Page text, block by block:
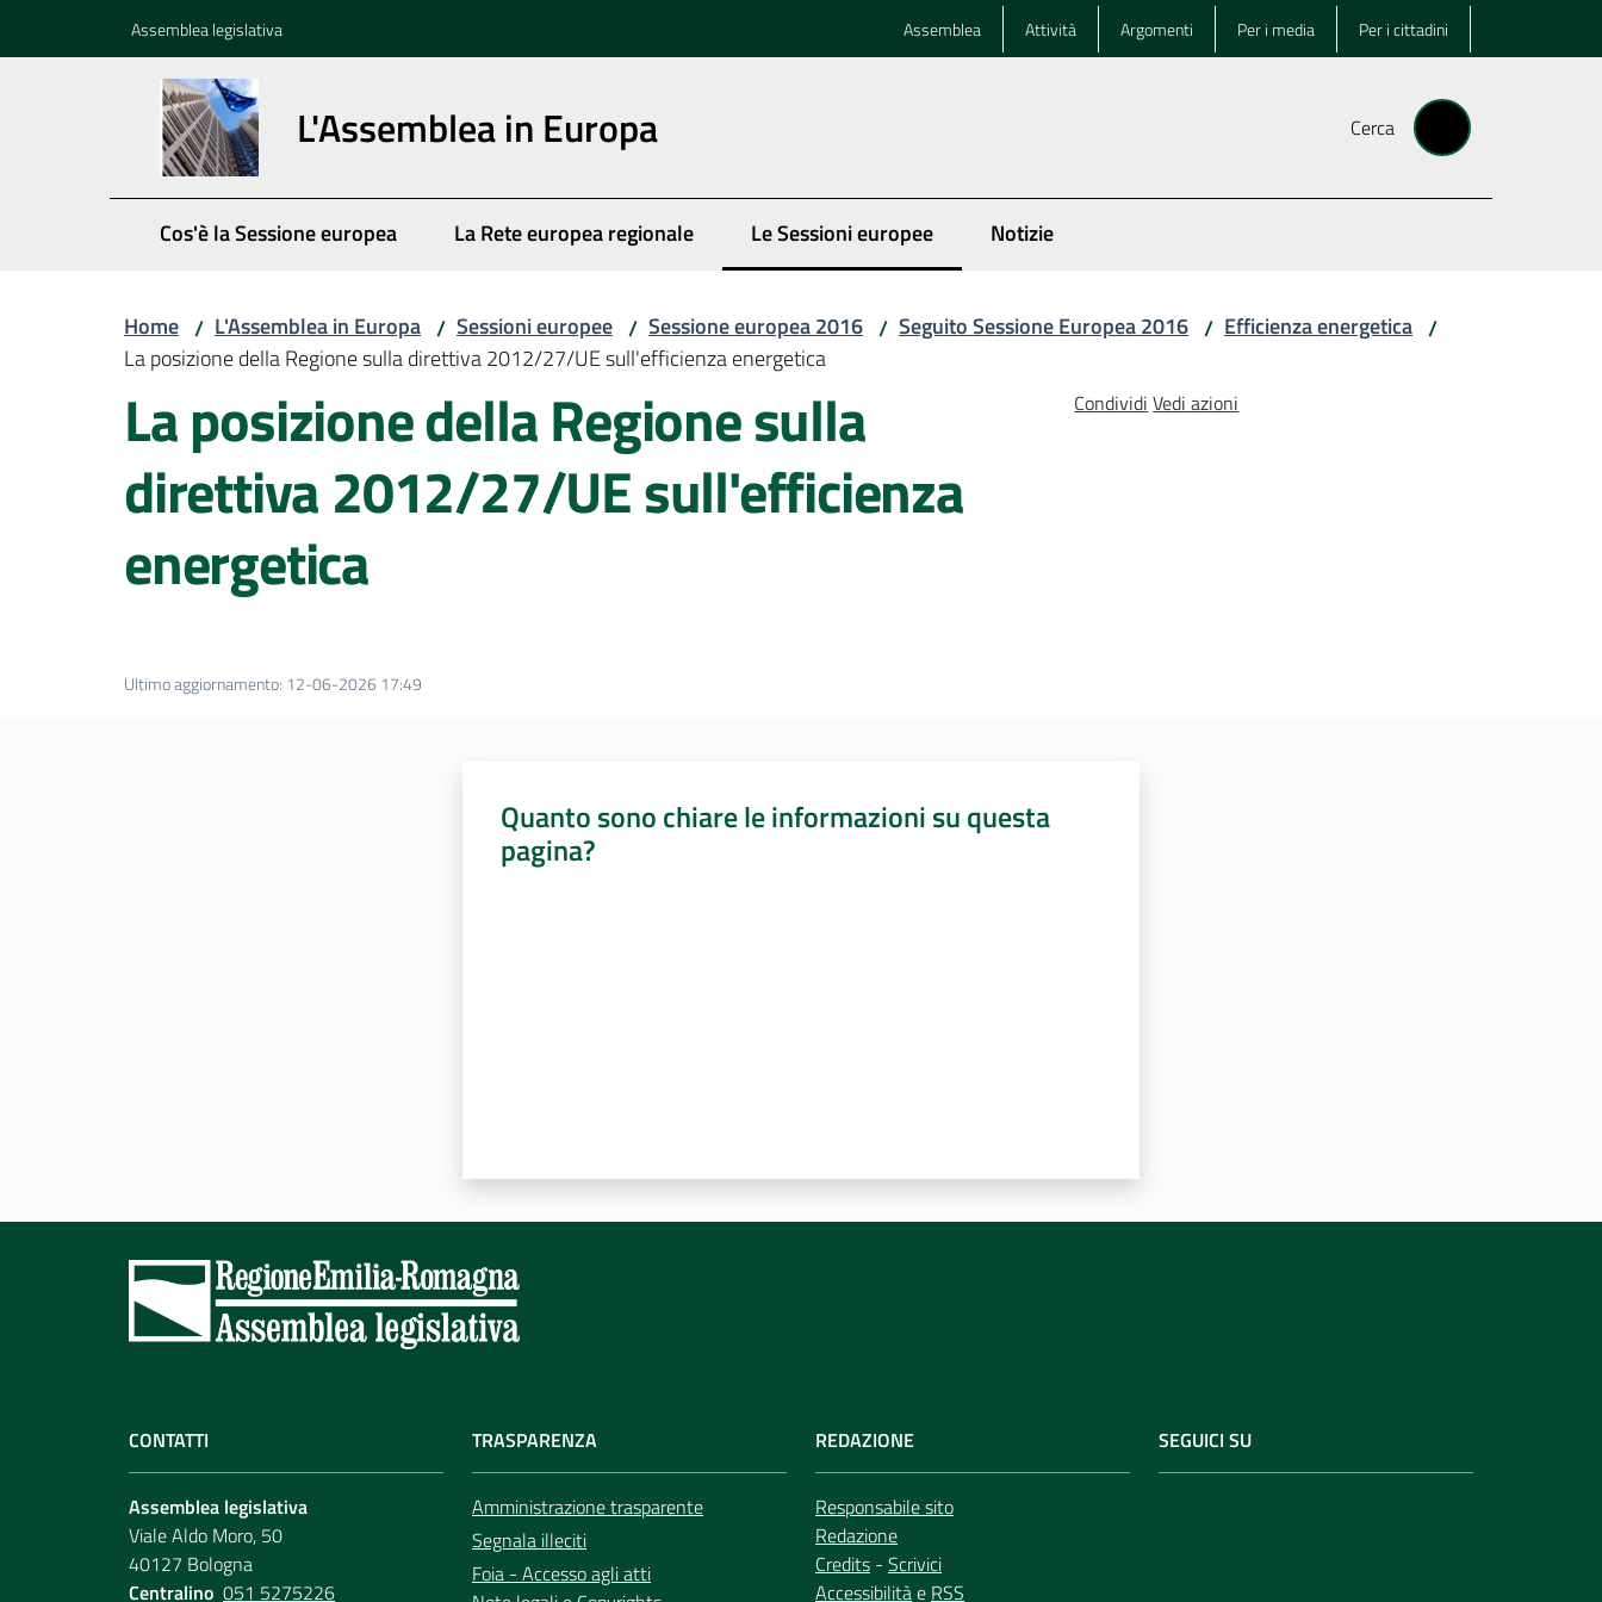
Assemblea legislativa Assemblea Attività Argomenti Per i media Per i cittadini
L'Assemblea in Europa Cerca
Cos'è la Sessione europea La Rete europea regionale Le Sessioni europee
Menu selezionato Notizie
Home / L'Assemblea in Europa / Sessioni europee / Sessione europea 2016 / Seguito Sessione Europea 2016 / Efficienza energetica /
La posizione della Regione sulla direttiva 2012/27/UE sull'efficienza energetica
La posizione della Regione sulla
direttiva 2012/27/UE sull'efficienza
energetica
Condividi Vedi azioni
Ultimo aggiornamento: 12-06-2026 17:49
Quanto sono chiare le informazioni su questa
pagina?
CONTATTI
Assemblea legislativa
Viale Aldo Moro, 50
40127 Bologna
Centralino 051 5275226
TRASPARENZA
Amministrazione trasparente
Segnala illeciti
Foia - Accesso agli atti
REDAZIONE
Responsabile sito
Redazione
Credits - Scrivici
Accessibilitàe RSS
SEGUICI SU